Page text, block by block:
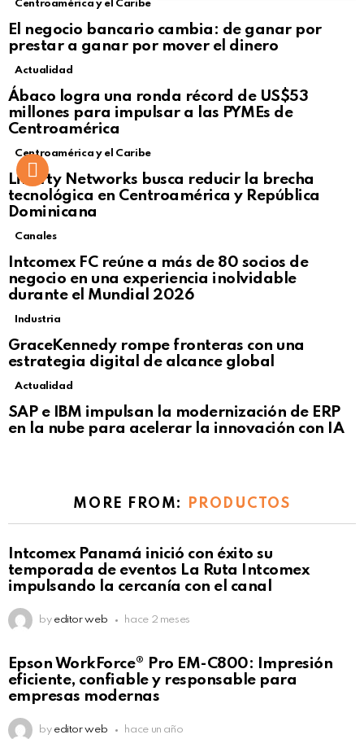
Centroamérica y el Caribe
El negocio bancario cambia: de ganar por
prestar a ganar por mover el dinero
Not Safe For Work
Click to view this post
Actualidad
Ábaco logra una ronda récord de US$53
millones para impulsar a las PYMEs de
Centroamérica
Centroamérica y el Caribe
Liberty Networks busca reducir la brecha
tecnológica en Centroamérica y República
Dominicana
Canales
Intcomex FC reúne a más de 80 socios de
negocio en una experiencia inolvidable
durante el Mundial 2026
Industria
GraceKennedy rompe fronteras con una
estrategia digital de alcance global
Not Safe For Work
Click to view this post
Actualidad
SAP e IBM impulsan la modernización de ERP
en la nube para acelerar la innovación con IA
MORE FROM: PRODUCTOS
Intcomex Panamá inició con éxito su
temporada de eventos La Ruta Intcomex
impulsando la cercanía con el canal
by editor web hace 2 meses
Epson WorkForce® Pro EM-C800: Impresión
eficiente, confiable y responsable para
empresas modernas
by editor web hace un año